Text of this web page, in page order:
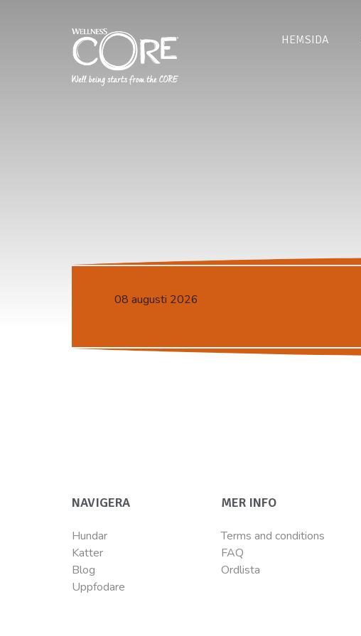
HEMSIDA
08 augusti 2026
NAVIGERA
Hundar
Katter
Blog
Uppfodare
MER INFO
Terms and conditions
FAQ
Ordlista